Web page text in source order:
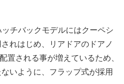
チバックモデルにはクーペシ
れはじめ、リアドアのドアノ
置される事が増えているため、
いように、フラップ式が採用